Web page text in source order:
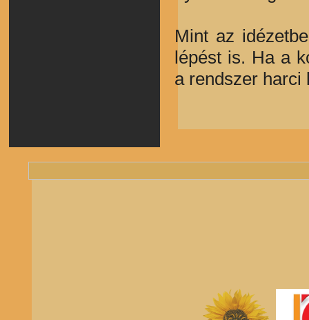
Mint az
lépést is. Ha a
a rendszer harci